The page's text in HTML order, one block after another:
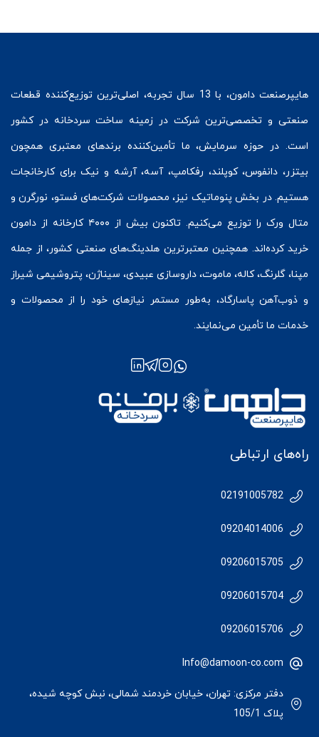
هایپرصنعت
دامون، با 13 سال تجربه، اصلی‌ترین توزیع‌کننده قطعات
صنعتی و تخصصی‌ترین شرکت در زمینه ساخت سردخانه در کشور
است. در حوزه سرمایش، ما تأمین‌کننده برندهای معتبری همچون
بیتزر، دانفوس،کوپلند، رفکامپ، آسه، آرشه و نیک برای کارخانجات
هستیم. در بخش پنوماتیک نیز، محصولات شرکت‌های فستو، نورگرن و
متال ورک
را توزیع می‌کنیم. تاکنون بیش از ۴۰۰۰ کارخانه از دامون
خرید کرده‌اند. همچنین معتبرترین هلدینگ‌های صنعتی کشور، از جمله
مپنا، گلرنگ، کاله، ماموت، داروسازی عبیدی، سیناژن، پتروشیمی شیراز
و ذوب‌آهن پاسارگاد، به‌طور مستمر نیازهای خود را از محصولات و
خدمات ما تأمین می‌نمایند.
راه‌های ارتباطی
02191005782
09204014006
09206015705
09206015704
09206015706
Info@damoon-co.com
دفتر مرکزی: تهران، خیابان خردمند شمالی، نبش کوچه شیده،
پلاک 105/1